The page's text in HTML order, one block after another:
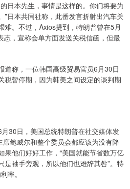
本先生，事情是这样的。你们将要为
”日本共同社称，此番发言折射出汽车关
难。不过，Axios提到，特朗普曾在5月
态，宣称会单方面发送关税信函，但最
称，一位韩国高级贸易官员6月30日
税暂停期，因为韩美之间设定的谈判期
30日，美国总统特朗普在社交媒体发
席鲍威尔和整个委员会都应该为没有降
果他们好好工作，“美国就能节省数万亿
是袖手旁观，所以他们也难辞其咎”。特
率。